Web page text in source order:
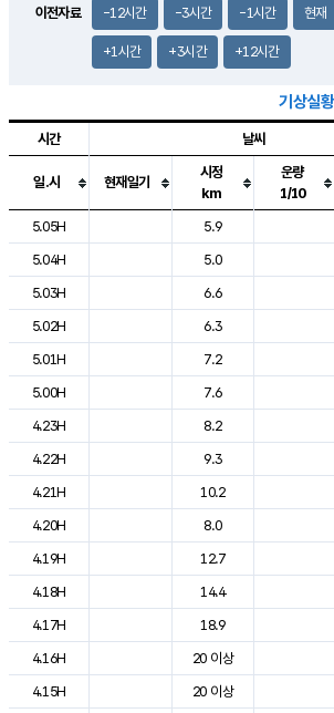
이전자료 -12시간 -3시간 -1시간 현재
+1시간 +3시간 +12시간
기상실
도시별 기상실황표로 지점, 날씨, 기온, 강수, 바
시간 날씨
일.시 현재일기
시정
km
운량
1/10
5.05H
5.9
5.04H
5.0
5.03H
6.6
5.02H
6.3
5.01H
7.2
5.00H
7.6
4.23H
8.2
4.22H
9.3
4.21H
10.2
4.20H
8.0
4.19H
12.7
4.18H
14.4
4.17H
18.9
4.16H
20 이상
4.15H
20 이상